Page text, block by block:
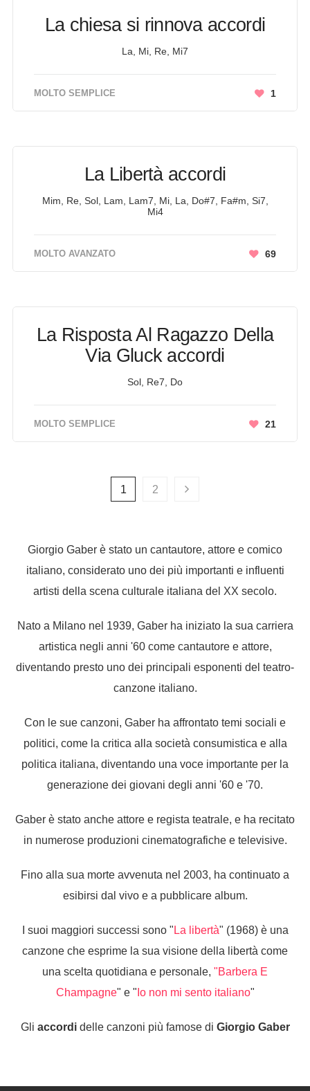
La chiesa si rinnova accordi
La, Mi, Re, Mi7
MOLTO SEMPLICE 1
La Libertà accordi
Mim, Re, Sol, Lam, Lam7, Mi, La, Do#7, Fa#m, Si7,
Mi4
MOLTO AVANZATO 69
La Risposta Al Ragazzo Della
Via Gluck accordi
Sol, Re7, Do
MOLTO SEMPLICE 21
1 2
Giorgio Gaber è stato un cantautore, attore e comico
italiano, considerato uno dei più importanti e influenti
artisti della scena culturale italiana del XX secolo.
Nato a Milano nel 1939, Gaber ha iniziato la sua carriera
artistica negli anni '60 come cantautore e attore,
diventando presto uno dei principali esponenti del teatro-
canzone italiano.
Con le sue canzoni, Gaber ha affrontato temi sociali e
politici, come la critica alla società consumistica e alla
politica italiana, diventando una voce importante per la
generazione dei giovani degli anni '60 e '70.
Gaber è stato anche attore e regista teatrale, e ha recitato
in numerose produzioni cinematografiche e televisive.
Fino alla sua morte avvenuta nel 2003, ha continuato a
esibirsi dal vivo e a pubblicare album.
I suoi maggiori successi sono " La libertà" (1968) è una
canzone che esprime la sua visione della libertà come
una scelta quotidiana e personale, "Barbera E
Champagne" e " Io non mi sento italiano"
Gli accordidelle canzoni più famose di Giorgio Gaber